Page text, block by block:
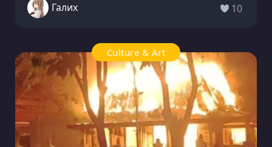
Галих 10
Culture & Art